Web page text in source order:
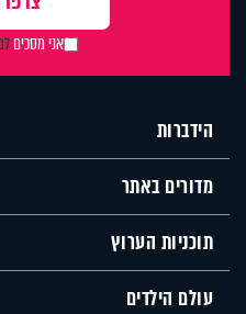
אני מסכים
הידברות
מדורים באתר
תוכניות הערוץ
עולם הילדים